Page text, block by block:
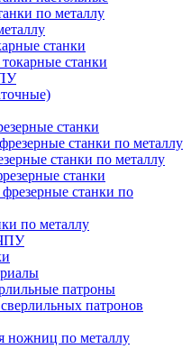
по металлу
станки
станки
станки
станки по металлу
станки по металлу
станки
станки по
по металлу
патроны
патронов
ножниц по металлу